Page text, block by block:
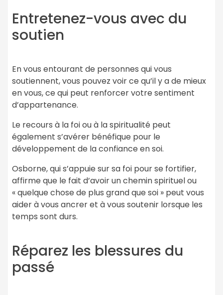
Entretenez-vous avec du
soutien
En vous entourant de personnes qui vous
soutiennent, vous pouvez voir ce qu’il y a de mieux
en vous, ce qui peut renforcer votre sentiment
d’appartenance.
Le recours à la foi ou à la spiritualité peut
également s’avérer bénéfique pour le
développement de la confiance en soi.
Osborne, qui s’appuie sur sa foi pour se fortifier,
affirme que le fait d’avoir un chemin spirituel ou
« quelque chose de plus grand que soi » peut vous
aider à vous ancrer et à vous soutenir lorsque les
temps sont durs.
Réparez les blessures du
passé